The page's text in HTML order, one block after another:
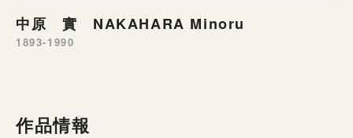
中原 實 NAKAHARA Minoru
1893-1990
作品情報